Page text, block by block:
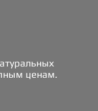
ценам.